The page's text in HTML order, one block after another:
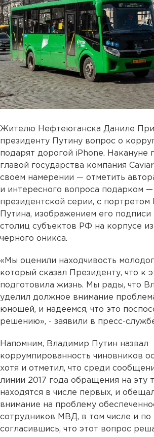
Жителю Нефтеюганска Даниле
президенту Путину вопрос о
подарят дорогой iPhone. Накануне
главой государства компания
своем намерении — отметить
и интересного вопроса подарком
президентской серии, с портретом
Путина, изображением его подписи
столиц субъектов РФ на корпусе
черного оникса.
«Мы оценили находчивость
который сказал Президенту, что к
подготовила жизнь. Мы рады, что
уделил должное внимание
юношей, и надеемся, что это
решению», - заявили в пресс-
Напомним, Владимир Путин назвал
коррумпированность чиновников
хотя и отметил, что среди
линии 2017 года обращения на эту
находятся в числе первых, и
внимание на проблему
сотрудников МВД, в том числе и
согласившись, что этот вопрос